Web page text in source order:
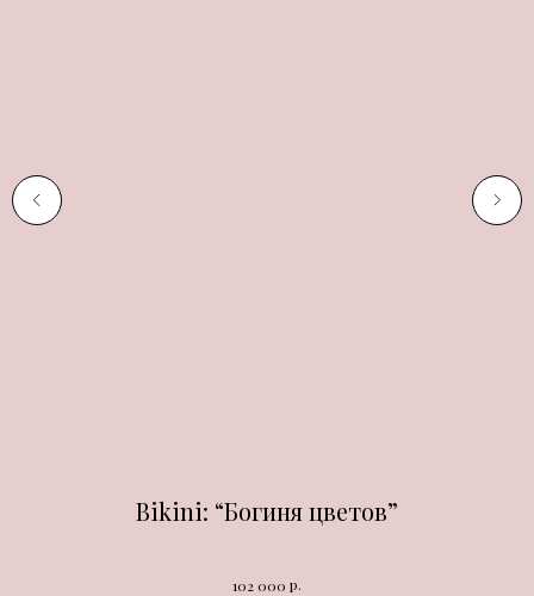
Bikini: “Богиня цветов”
102 000 р.